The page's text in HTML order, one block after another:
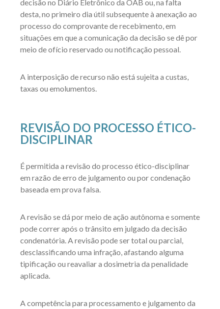
decisão no Diário Eletrônico da OAB ou, na falta
desta, no primeiro dia útil subsequente à anexação ao
processo do comprovante de recebimento, em
situações em que a comunicação da decisão se dê por
meio de ofício reservado ou notificação pessoal.
A interposição de recurso não está sujeita a custas,
taxas ou emolumentos.
REVISÃO DO PROCESSO ÉTICO-
DISCIPLINAR
É permitida a revisão do processo ético-disciplinar
em razão de erro de julgamento ou por condenação
baseada em prova falsa.
A revisão se dá por meio de ação autônoma e somente
pode correr após o trânsito em julgado da decisão
condenatória. A revisão pode ser total ou parcial,
desclassificando uma infração, afastando alguma
tipificação ou reavaliar a dosimetria da penalidade
aplicada.
A competência para processamento e julgamento da